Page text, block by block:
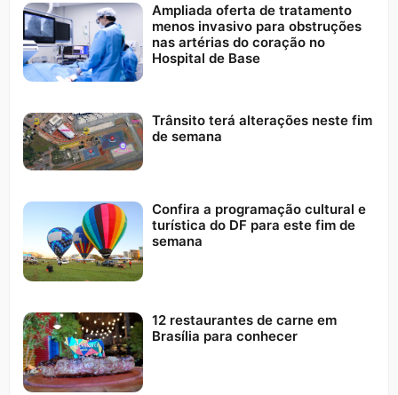
Ampliada oferta de tratamento
menos invasivo para obstruções
nas artérias do coração no
Hospital de Base
Trânsito terá alterações neste fim
de semana
Confira a programação cultural e
turística do DF para este fim de
semana
12 restaurantes de carne em
Brasília para conhecer